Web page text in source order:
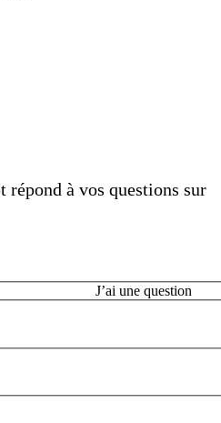
répond à vos questions sur
J’ai une question